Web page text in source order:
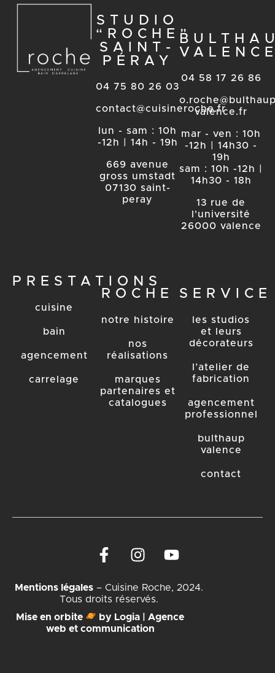
STUDIO
“ROCHE”
SAINT-
PÉRAY
04 75 80 26 03
contact@cuisineroche.fr
lun - sam : 10h
-12h | 14h - 19h
669 avenue
gross umstadt
07130 saint-
peray
04 58 17 26 86
valence.fr
mar - ven : 10h
-12h | 14h30 -
19h
sam : 10h -12h |
14h30 - 18h
13 rue de
l'université
26000 valence
PRESTATIONS
cuisine
bain
agencement
carrelage
ROCHE
notre histoire
nos
réalisations
marques
partenaires et
catalogues
SERVICE
les studios
et leurs
décorateurs
l’atelier de
fabrication
agencement
professionnel
bulthaup
valence
contact
Mentions légales – Cuisine Roche, 2024.
Tous droits réservés.
Mise en orbite
by Logia | Agence
web et communication